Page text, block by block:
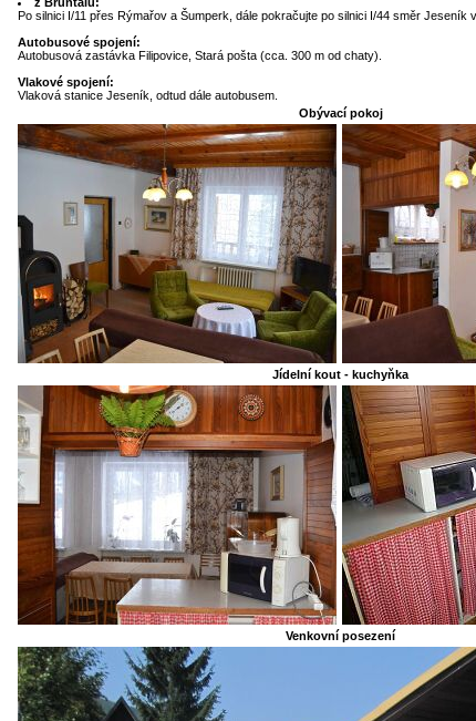
Po silnici I/11 přes Rýmařov a Šumperk, dále pokračujte po silnici I/44 směr Jeseník
Autobusové spojení:
Autobusová zastávka Filipovice, Stará pošta (cca. 300 m od chaty).
Vlakové spojení:
Vlaková stanice Jeseník, odtud dále autobusem.
Obývací pokoj
Jídelní kout - kuchyňka
Venkovní posezení